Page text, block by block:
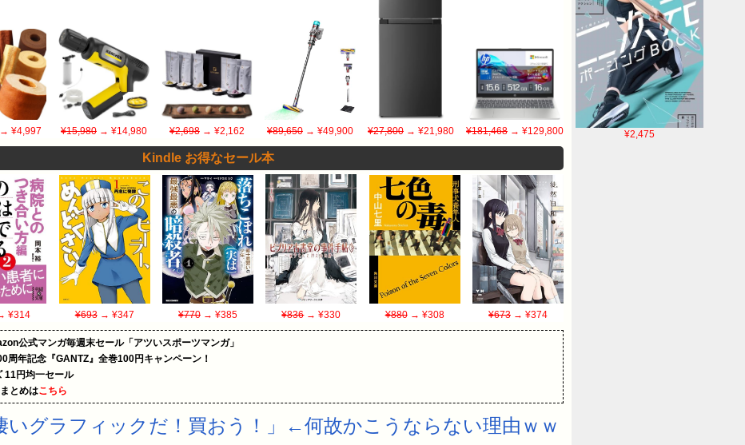
¥2,475
¥4,997 ¥15,980 → ¥14,980 ¥2,698 → ¥2,162 ¥89,650 → ¥49,900 ¥27,800 → ¥21,980 ¥181,468 → ¥129,800
Kindle お得なセール本
¥314 ¥693→ ¥347 ¥770→ ¥385 ¥836→ ¥330 ¥880→ ¥308 ¥673→ ¥374
公式マンガ毎週末セール「アツいスポーツマンガ」
周年記念『GANTZ』全巻100円キャンペーン！
11円均一セール
とめはこちら
いグラフィックだ！買おう！」←何故かこうならない理由ｗｗ